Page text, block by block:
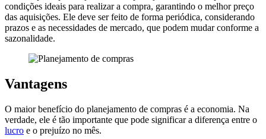
condições ideais para realizar a compra, garantindo o melhor preço
das aquisições. Ele deve ser feito de forma periódica, considerando
prazos e as necessidades de mercado, que podem mudar conforme a
sazonalidade.
Vantagens
O maior benefício do planejamento de compras é a economia. Na
verdade, ele é tão importante que pode significar a diferença entre o
lucro e o prejuízo no mês.